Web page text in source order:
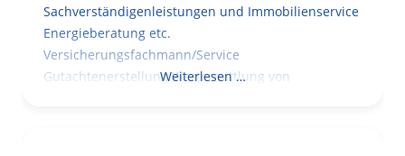
Sachverständigenleistungen und Immobilienservice
Energieberatung etc.
Versicherungsfachmann/Service
Gutachtenerstellung Wertermittlung von
Weiterlesen …